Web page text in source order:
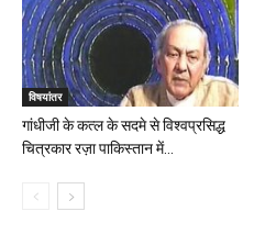
विषयांतर
गांधीजी के कत्ल के सदमे से विश्वप्रसिद्ध
चित्रकार रज़ा पाकिस्तान में...